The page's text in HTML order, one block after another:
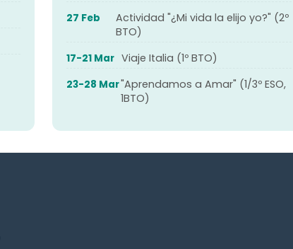
27 Feb
Actividad "¿Mi vida la elijo yo?" (2º
BTO)
17-21 Mar Viaje Italia (1º BTO)
23-28 Mar"Aprendamos a Amar" (1/3º ESO,
1BTO)